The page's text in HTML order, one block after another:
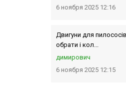
6 ноября 2025 12:16
Двигуни для
обрати і кол...
димирович
6 ноября 2025 12:15